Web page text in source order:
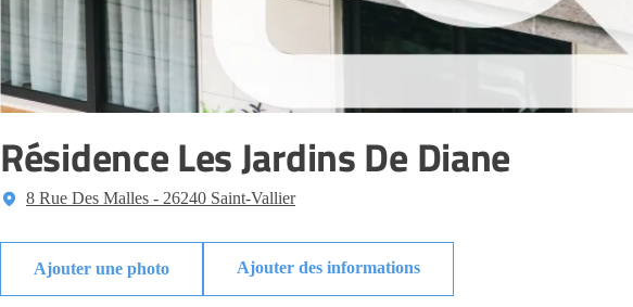
Résidence Les Jardins De Diane
8 Rue Des Malles - 26240 Saint-Vallier
Ajouter des informations